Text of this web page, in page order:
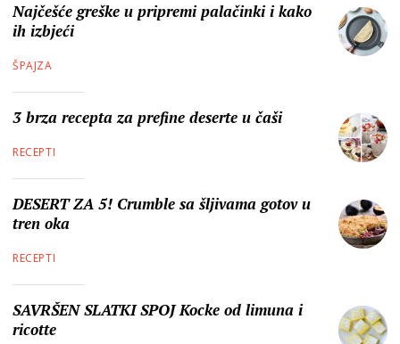
Najčešće greške u pripremi palačinki i kako
ih izbjeći
ŠPAJZA
3 brza recepta za prefine deserte u čaši
RECEPTI
DESERT ZA 5! Crumble sa šljivama gotov u
tren oka
RECEPTI
SAVRŠEN SLATKI SPOJ Kocke od limuna i
ricotte